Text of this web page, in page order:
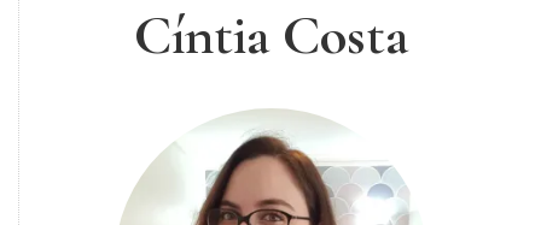
Cíntia Costa